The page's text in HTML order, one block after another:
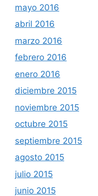
mayo 2016
abril 2016
marzo 2016
febrero 2016
enero 2016
diciembre 2015
noviembre 2015
octubre 2015
septiembre 2015
agosto 2015
julio 2015
junio 2015